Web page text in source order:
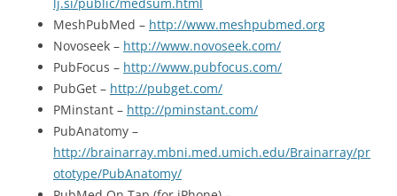
MeshPubMed – http://www.meshpubmed.org
Novoseek – http://www.novoseek.com/
PubFocus – http://www.pubfocus.com/
PubGet – http://pubget.com/
PMinstant – http://pminstant.com/
PubAnatomy –
http://brainarray.mbni.med.umich.edu/Brainarray/pr
ototype/PubAnatomy/